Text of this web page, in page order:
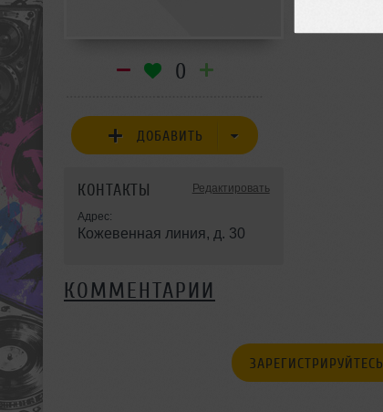
0
ДОБАВИТЬ
КОНТАКТЫ Редактировать
Адрес:
Кожевенная линия, д. 30
КОММЕНТАРИИ
ЗАРЕГИСТРИРУЙТЕСЬ